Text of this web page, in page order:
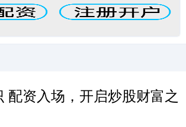
配资入场，开启炒股财富之